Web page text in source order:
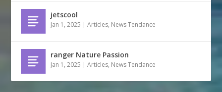
jetscool
Jan 1, 2025 |Articles, News Tendance
ranger Nature Passion
Jan 1, 2025 |Articles, News Tendance